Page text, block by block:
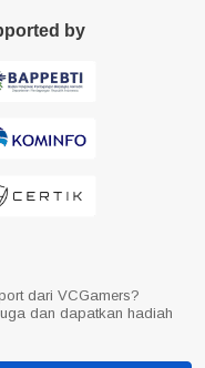
by
dari VCGamers?
dan dapatkan hadiah